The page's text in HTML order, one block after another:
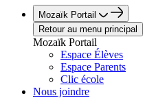
Mozaïk Portail
Retour au menu principal
Mozaïk Portail
Espace Élèves
Espace Parents
Clic école
Nous joindre